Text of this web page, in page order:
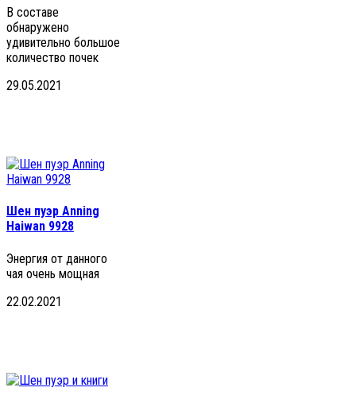
В составе
обнаружено
удивительно большое
количество почек
29.05.2021
Шен пуэр Anning
Haiwan 9928
Энергия от данного
чая очень мощная
22.02.2021